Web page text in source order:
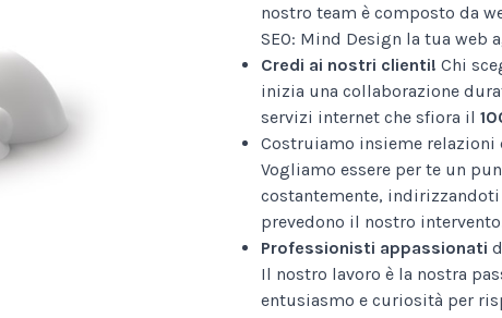
nostro team è composto da
SEO: Mind Design la tua web
Credi ai nostri clienti! Chi
inizia una collaborazione
servizi internet che sfiora il
Costruiamo insieme relazioni
Vogliamo essere per te un
costantemente,
prevedono il nostro
Professionisti appassionati
Il nostro lavoro è la nostra
entusiasmo e curiosità per